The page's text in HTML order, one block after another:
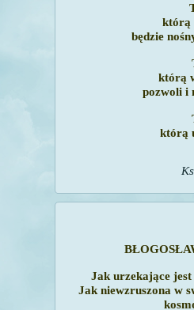
którą
będzie
którą
pozwoli i
którą
Jak urzekające
Jak niewzruszona w